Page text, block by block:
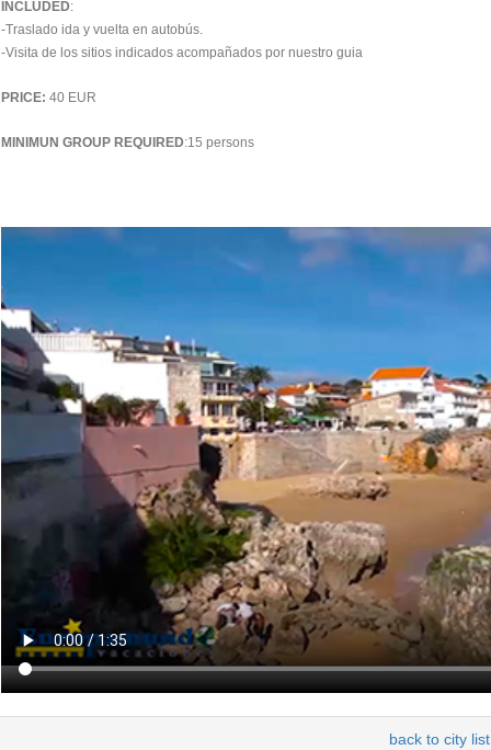
INCLUDED:
-Traslado ida y vuelta en autobús.
-Visita de los sitios indicados acompañados por nuestro guia
PRICE: 40 EUR
MINIMUN GROUP REQUIRED:15 persons
back to city list